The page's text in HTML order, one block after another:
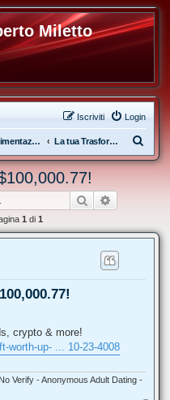
Miletto
Login
Iscriviti
Spazio Alimentazione e Diete La tua Trasformazione Fisica
e
Cerca
1 di 1
crypto & more!
worth-up- ... 10-23-4008
Verify - Anonymous Adult Dating -